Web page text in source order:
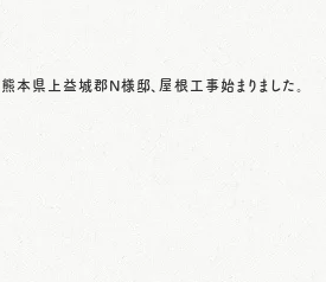
熊本県上益城郡N様邸、屋根工事始まりました。